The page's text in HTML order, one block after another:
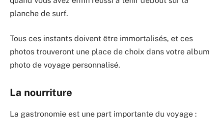
planche de surf.
Tous ces instants doivent être immortalisés, et ces
photos trouveront une place de choix dans votre album
photo de voyage personnalisé.
La nourriture
La gastronomie est une part importante du voyage :